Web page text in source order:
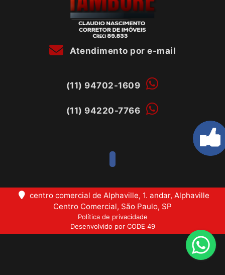
Atendimento por e-mail
(11) 94702-1609
(11) 94220-7766
centro comercial de Alphaville, 1. andar, Alphaville
Centro Comercial, São Paulo, SP
Política de privacidade
Desenvolvido por CODE 49